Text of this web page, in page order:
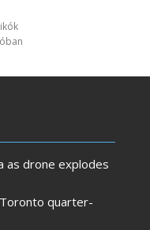
as drone explodes
quarter-